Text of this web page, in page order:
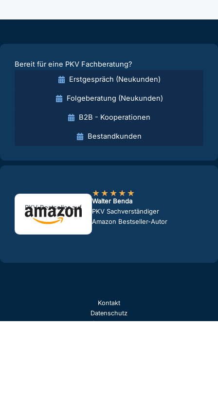
Bereit für eine PKV Fachberatung?
Erstgespräch (Neukunden)
Folgeberatung (Neukunden)
B2B - Kooperationen
Bestandkunden
PKV-Bestseller auf
★★★★★
Walter Benda
PKV Sachverständiger
Amazon Bestseller-Autor
Kontakt
Datenschutz
Impressum